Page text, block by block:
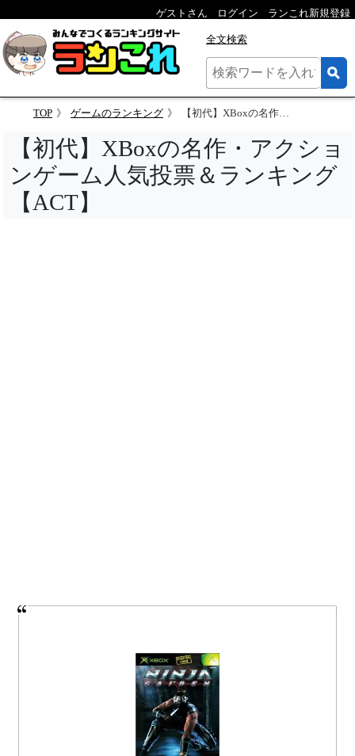
ゲストさん ログイン ランこれ新規登録
全文検索
TOP ゲームのランキング 【初代】XBoxの名作・アクションゲーム人気投票＆ランキング【ACT】
【初代】XBoxの名作・アクショ
ンゲーム人気投票＆ランキング
【ACT】